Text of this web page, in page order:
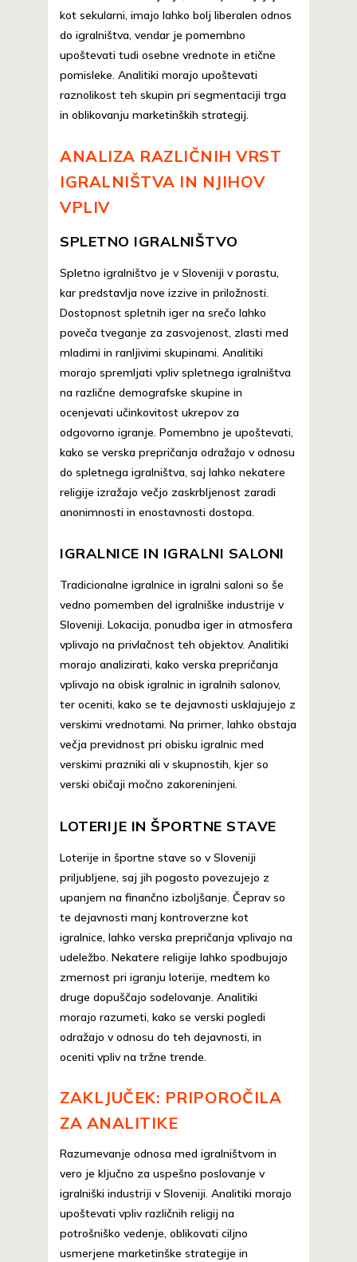
kot sekularni, imajo lahko bolj liberalen odnos
do igralništva, vendar je pomembno
upoštevati tudi osebne vrednote in etične
pomisleke. Analitiki morajo upoštevati
raznolikost teh skupin pri segmentaciji trga
in oblikovanju marketinških strategij.
ANALIZA RAZLIČNIH VRST
IGRALNIŠTVA IN NJIHOV
VPLIV
SPLETNO IGRALNIŠTVO
Spletno igralništvo je v Sloveniji v porastu,
kar predstavlja nove izzive in priložnosti.
Dostopnost spletnih iger na srečo lahko
poveča tveganje za zasvojenost, zlasti med
mladimi in ranljivimi skupinami. Analitiki
morajo spremljati vpliv spletnega igralništva
na različne demografske skupine in
ocenjevati učinkovitost ukrepov za
odgovorno igranje. Pomembno je upoštevati,
kako se verska prepričanja odražajo v odnosu
do spletnega igralništva, saj lahko nekatere
religije izražajo večjo zaskrbljenost zaradi
anonimnosti in enostavnosti dostopa.
IGRALNICE IN IGRALNI SALONI
Tradicionalne igralnice in igralni saloni so še
vedno pomemben del igralniške industrije v
Sloveniji. Lokacija, ponudba iger in atmosfera
vplivajo na privlačnost teh objektov. Analitiki
morajo analizirati, kako verska prepričanja
vplivajo na obisk igralnic in igralnih salonov,
ter oceniti, kako se te dejavnosti usklajujejo z
verskimi vrednotami. Na primer, lahko obstaja
večja previdnost pri obisku igralnic med
verskimi prazniki ali v skupnostih, kjer so
verski običaji močno zakoreninjeni.
LOTERIJE IN ŠPORTNE STAVE
Loterije in športne stave so v Sloveniji
priljubljene, saj jih pogosto povezujejo z
upanjem na finančno izboljšanje. Čeprav so
te dejavnosti manj kontroverzne kot
igralnice, lahko verska prepričanja vplivajo na
udeležbo. Nekatere religije lahko spodbujajo
zmernost pri igranju loterije, medtem ko
druge dopuščajo sodelovanje. Analitiki
morajo razumeti, kako se verski pogledi
odražajo v odnosu do teh dejavnosti, in
oceniti vpliv na tržne trende.
ZAKLJUČEK: PRIPOROČILA
ZA ANALITIKE
Razumevanje odnosa med igralništvom in
vero je ključno za uspešno poslovanje v
igralniški industriji v Sloveniji. Analitiki morajo
upoštevati vpliv različnih religij na
potrošniško vedenje, oblikovati ciljno
usmerjene marketinške strategije in